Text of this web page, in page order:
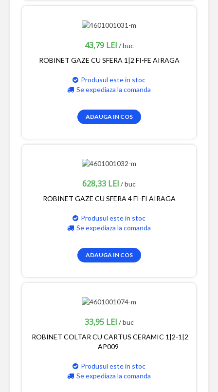
43,79 LEI / buc
ROBINET GAZE CU SFERA 1|2 FI-FE AIRAGA
Produsul este in stoc
Se expediaza la comanda
ADAUGA IN COS
628,33 LEI / buc
ROBINET GAZE CU SFERA 4 FI-FI AIRAGA
Produsul este in stoc
Se expediaza la comanda
ADAUGA IN COS
33,95 LEI / buc
ROBINET COLTAR CU CARTUS CERAMIC 1|2-1|2
AP009
Produsul este in stoc
Se expediaza la comanda